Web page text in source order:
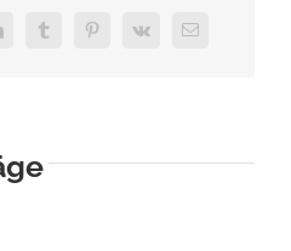
einTumblrPinterest
Vk
E-